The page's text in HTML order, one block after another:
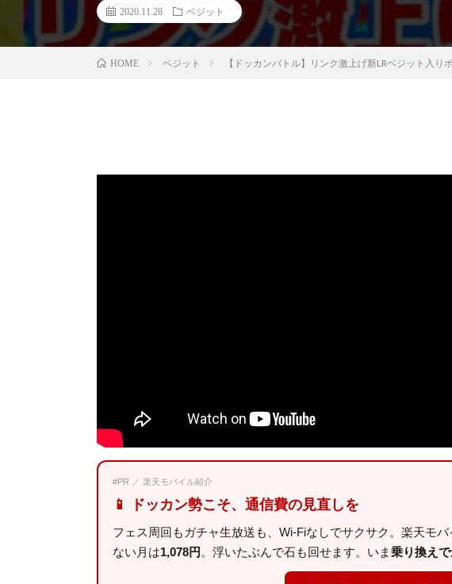
2020.11.28 ベジット
HOME ベジット 【ドッカンバトル】リンク激上げ新LRベジット入り
#PR ／ 楽天モバイル紹介
📱 ドッカン勢こそ、通信費の見直しを
フェス周回もガチャ生放送も、Wi-Fiなしでサクサク。楽天モバ
ない月は1,078円 。浮いたぶんで石も回せます。いま乗り換え